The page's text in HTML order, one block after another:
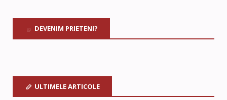
DEVENIM PRIETENI?
ULTIMELE ARTICOLE